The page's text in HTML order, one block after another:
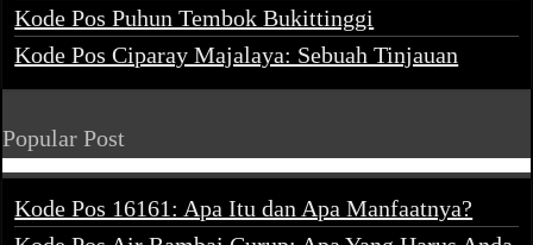
Kode Pos Puhun Tembok Bukittinggi
Kode Pos Ciparay Majalaya: Sebuah Tinjauan
Popular Post
Kode Pos 16161: Apa Itu dan Apa Manfaatnya?